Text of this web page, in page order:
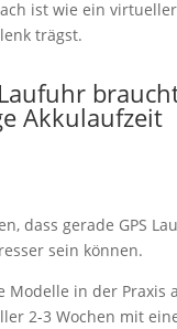
ist wie ein
trägst.
Laufuhr
Akkulaufzeit
dass gerade GPS
sein können.
Modelle in der Praxis
2-3 Wochen mit